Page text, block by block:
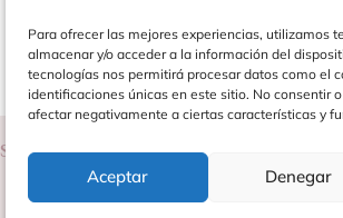
Para ofrecer las mejores experiencias, utilizamos
almacenar y/o acceder a la información del
tecnologías nos permitirá procesar datos como el
identificaciones únicas en este sitio. No consentir
afectar negativamente a ciertas características y
Aceptar Denegar
SET EDREDÓN Y ALMOHADA
COLECCIÓN CLOE
(1)